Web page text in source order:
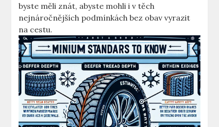
byste měli znát, abyste mohli i v těch
nejnáročnějších podmínkách bez obav vyrazit
na cestu.